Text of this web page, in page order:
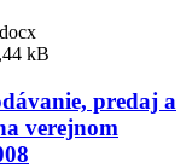
kB
predaj a
verejnom